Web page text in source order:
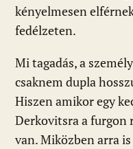
kényelmesen
fedélzeten.
Mi tagadás, a
csaknem dupla
Hiszen amikor egy
Derkovitsra a furgon
van. Miközben arra